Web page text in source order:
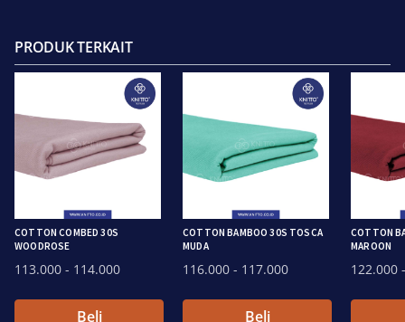
PRODUK TERKAIT
COTTON COMBED 30S
WOODROSE
113.000 - 114.000
Beli
COTTON BAMBOO 30S TOSCA
MUDA
116.000 - 117.000
Beli
COTTON
MAROON
122.000